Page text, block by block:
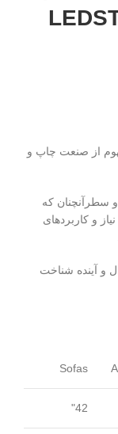
از صنعت چاپ و
سطرآنچنان که
و کاربردهای
و آینده شناخت
Sofas
42"